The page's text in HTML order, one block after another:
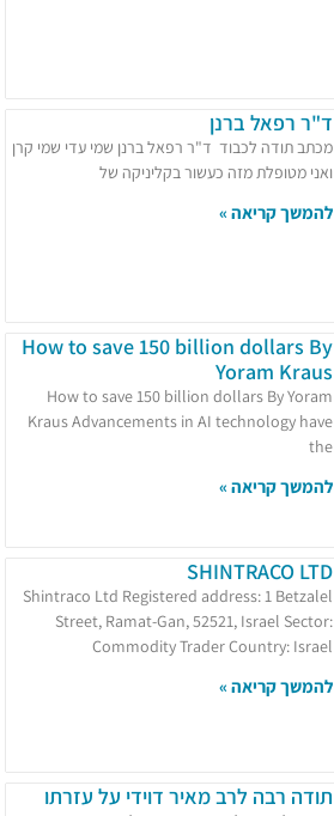
ד"ר רפאל ברנן
מכתב תודה לכבוד ד"ר רפאל ברנן שמי עדי שמי קרן
ואני מטופלת מזה כעשור בקליניקה של
להמשך קריאה »
How to save 150 billion dollars By
Yoram Kraus
How to save 150 billion dollars By Yoram
Kraus Advancements in AI technology have
the
להמשך קריאה »
SHINTRACO LTD
Shintraco Ltd Registered address: 1 Betzalel
Street, Ramat-Gan, 52521, Israel Sector:
Commodity Trader Country: Israel
להמשך קריאה »
תודה רבה לרב מאיר דוידי על עזרתו